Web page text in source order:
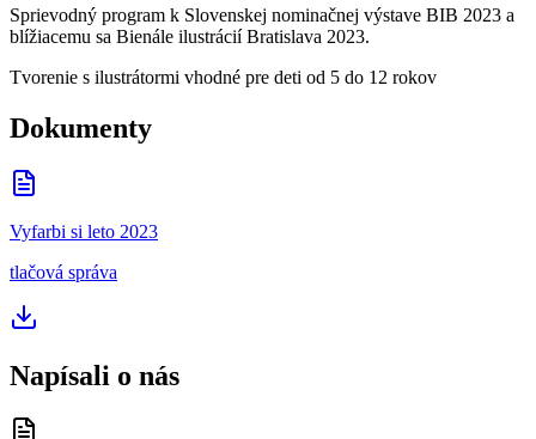
Sprievodný program k Slovenskej nominačnej výstave BIB 2023 a
blížiacemu sa Bienále ilustrácií Bratislava 2023.
Tvorenie s ilustrátormi vhodné pre deti od 5 do 12 rokov
Dokumenty
Vyfarbi si leto 2023
tlačová správa
Napísali o nás